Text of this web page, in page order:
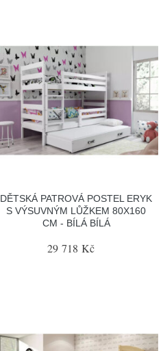
DĚTSKÁ PATROVÁ POSTEL ERYK
S VÝSUVNÝM LŮŽKEM 80X160
CM - BÍLÁ BÍLÁ
29 718 Kč